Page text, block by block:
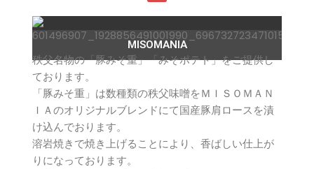
MISOMANIA
秩父名物の「豚みそ重」「みそポテト」をご提供し
ております。
「豚みそ重」は数種類の秩父味噌をＭＩＳＯＭＡＮ
ＩＡのオリジナルブレンドにて国産豚肩ロースを漬
け込んでおります。
溶岩焼きで焼き上げることにより、香ばしい仕上が
りになっております。